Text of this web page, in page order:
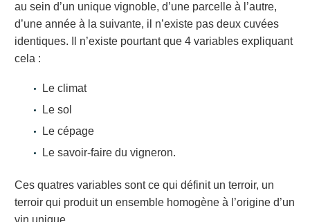
au sein d’un unique vignoble, d’une parcelle à l’autre,
d’une année à la suivante, il n’existe pas deux cuvées
identiques. Il n’existe pourtant que 4 variables expliquant
cela :
Le climat
Le sol
Le cépage
Le savoir-faire du vigneron.
Ces quatres variables sont ce qui définit un terroir, un
terroir qui produit un ensemble homogène à l’origine d’un
vin unique.